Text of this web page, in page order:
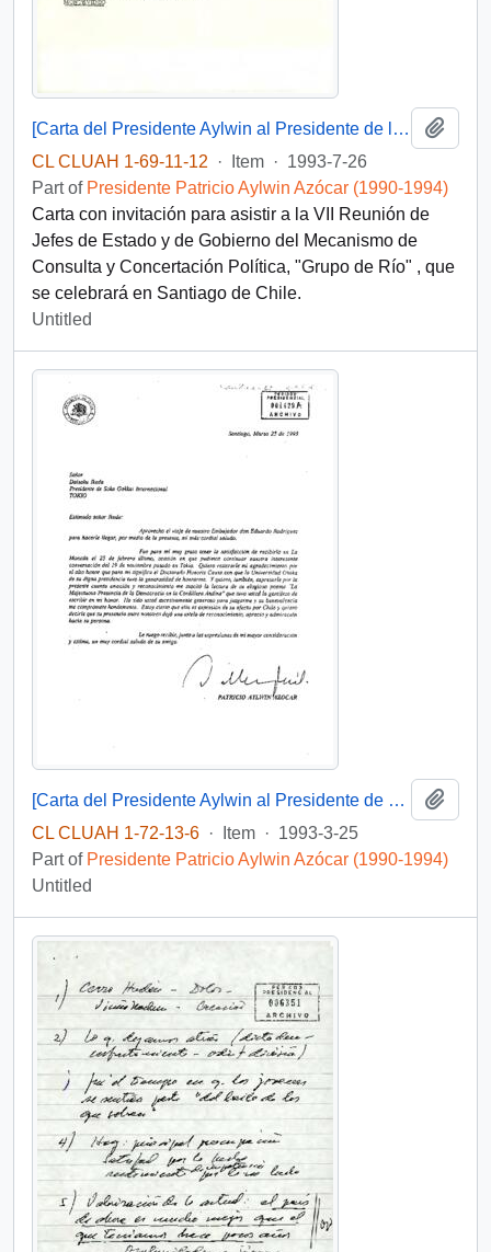
[Carta del Presidente Aylwin al Presidente de la República Oriental del Uruguay]
CL CLUAH 1-69-11-12
· Item · 1993-7-26
Part of Presidente Patricio Aylwin Azócar (1990-1994)
Carta con invitación para asistir a la VII Reunión de
Jefes de Estado y de Gobierno del Mecanismo de
Consulta y Concertación Política, "Grupo de Río" , que
se celebrará en Santiago de Chile.
Untitled
[Carta del Presidente Aylwin al Presidente de Soka Gakkai Internacional].
CL CLUAH 1-72-13-6 · Item · 1993-3-25
Part of Presidente Patricio Aylwin Azócar (1990-1994)
Untitled